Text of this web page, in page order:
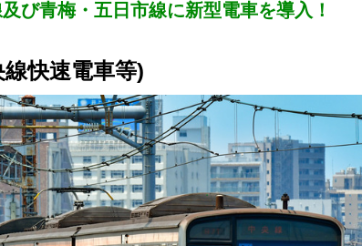
び青梅・五日市線に新型電車を導入！
快速電車等)